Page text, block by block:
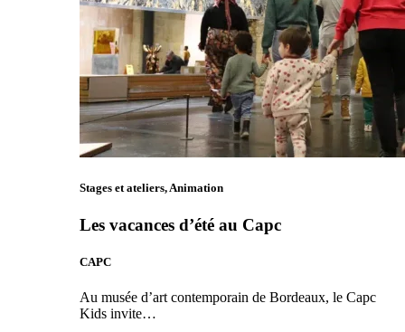
Stages et ateliers, Animation
Les vacances d’été au Capc
CAPC
Au musée d’art contemporain de Bordeaux, le Capc
Kids invite…